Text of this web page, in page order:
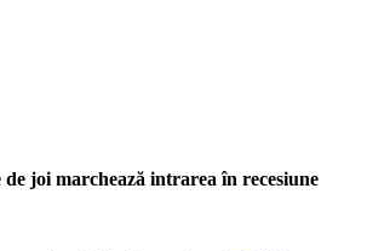
joi marchează intrarea în recesiune